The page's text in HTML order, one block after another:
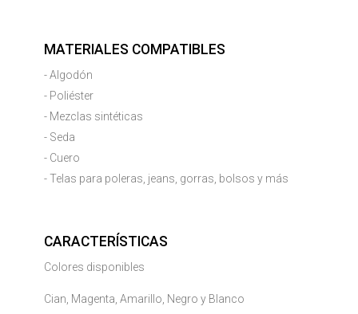
MATERIALES COMPATIBLES
- Algodón
- Poliéster
- Mezclas sintéticas
- Seda
- Cuero
- Telas para poleras, jeans, gorras, bolsos y más
CARACTERÍSTICAS
Colores disponibles
Cian, Magenta, Amarillo, Negro y Blanco